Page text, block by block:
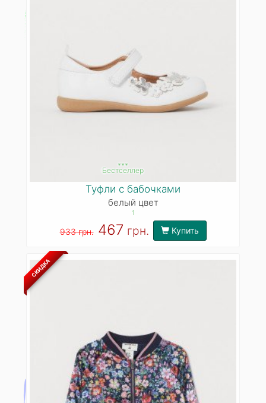
***
Бестселлер
Туфли с бабочками
белый цвет
1
933 грн. 467 грн. Купить
СКИДКА